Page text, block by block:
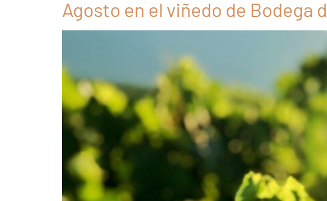
Agosto en el viñedo de Bodega